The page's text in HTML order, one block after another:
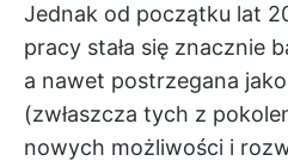
Jednak od początku lat
pracy stała się znacznie
a nawet postrzegana
(zwłaszcza tych z
nowych możliwości i